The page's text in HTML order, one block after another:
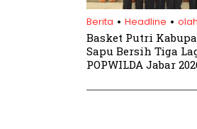
Berita . Headline .
Basket Putri
Sapu Bersih Tiga
POPWILDA Jabar